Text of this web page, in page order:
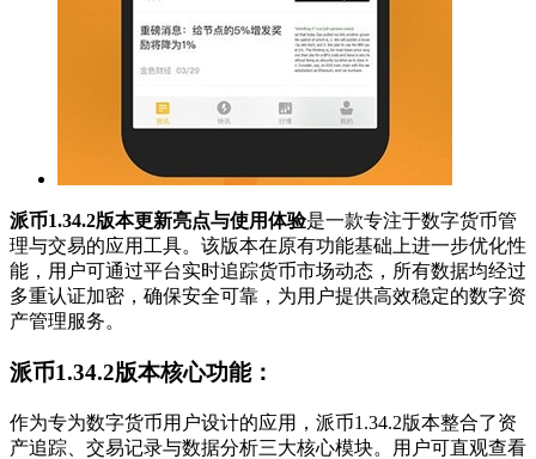
派币1.34.2版本更新亮点与使用体验是一款专注于数字货币管
理与交易的应用工具。该版本在原有功能基础上进一步优化性
能，用户可通过平台实时追踪货币市场动态，所有数据均经过
多重认证加密，确保安全可靠，为用户提供高效稳定的数字资
产管理服务。
派币1.34.2版本核心功能：
作为专为数字货币用户设计的应用，派币1.34.2版本整合了资
产追踪、交易记录与数据分析三大核心模块。用户可直观查看